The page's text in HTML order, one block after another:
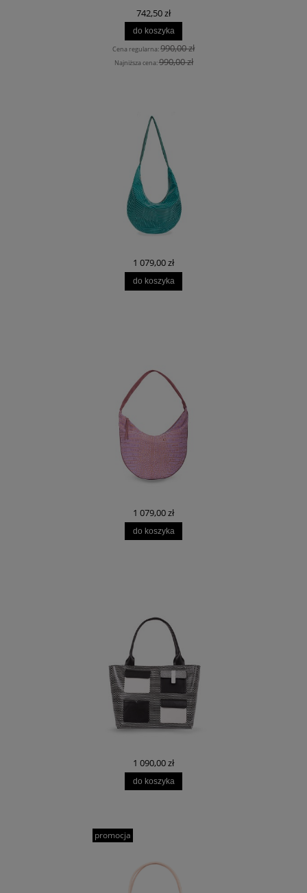
742,50 zł
Cena regularna:990,00 zł
Najniższa cena:990,00 zł
do koszyka
1 079,00 zł
do koszyka
1 079,00 zł
do koszyka
1 090,00 zł
do koszyka
promocja